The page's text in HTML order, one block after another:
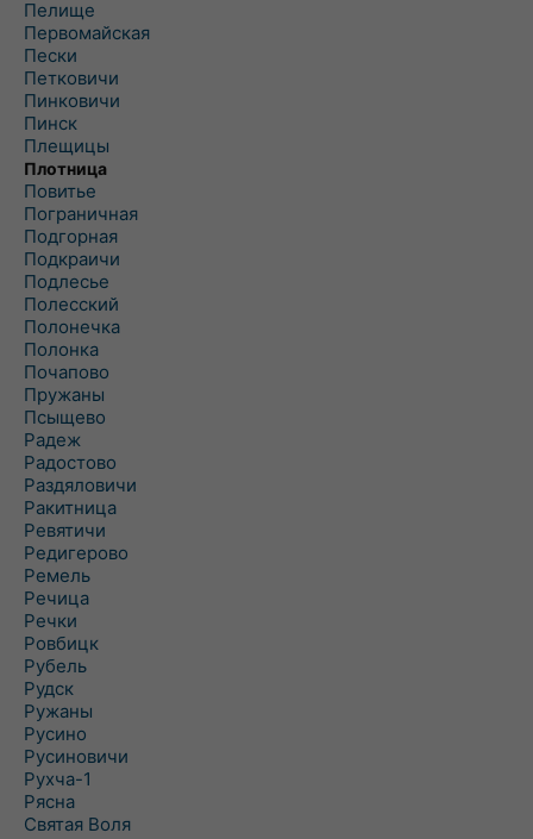
Пелище
Первомайская
Пески
Петковичи
Пинковичи
Пинск
Плещицы
Плотница
Повитье
Пограничная
Подгорная
Подкраичи
Подлесье
Полесский
Полонечка
Полонка
Почапово
Пружаны
Псыщево
Радеж
Радостово
Раздяловичи
Ракитница
Ревятичи
Редигерово
Ремель
Речица
Речки
Ровбицк
Рубель
Рудск
Ружаны
Русино
Русиновичи
Рухча-1
Рясна
Святая Воля